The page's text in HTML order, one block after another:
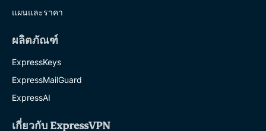
แผนและราคา
ผลิตภัณฑ์
ExpressKeys
ExpressMailGuard
ExpressAI
เกี่ยวกับ ExpressVPN